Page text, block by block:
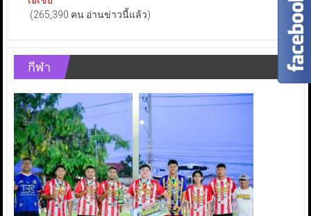
(265,390 คน อ่านข่าวนี้แล้ว)
กีฬา